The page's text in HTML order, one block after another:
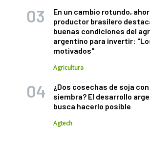
En un cambio rotundo,
productor brasilero
buenas condiciones del
argentino para invertir:
motivados"
Agricultura
¿Dos cosechas de soja
siembra? El desarrollo
busca hacerlo posible
Agtech